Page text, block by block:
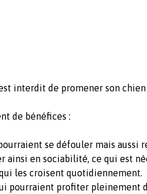
interdit de promener son chien
de bénéfices :
se défouler mais aussi
ainsi en sociabilité, ce qui est
les croisent quotidiennement.
pourraient profiter pleinement